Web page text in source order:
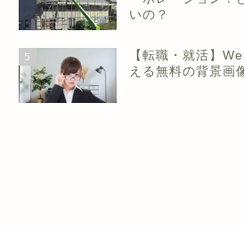
いの？
5
【転職・就活】
える無料の背景画